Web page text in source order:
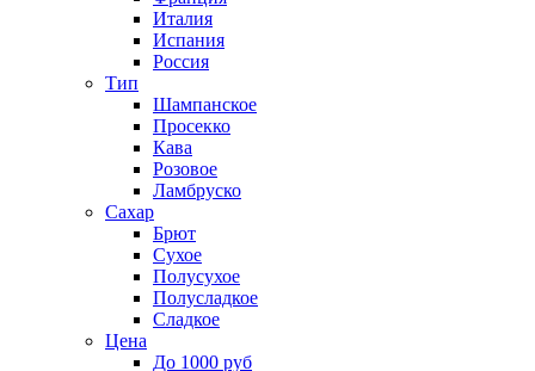
Италия
Испания
Россия
Тип
Шампанское
Просекко
Кава
Розовое
Ламбруско
Сахар
Брют
Сухое
Полусухое
Полусладкое
Сладкое
Цена
До 1000 руб